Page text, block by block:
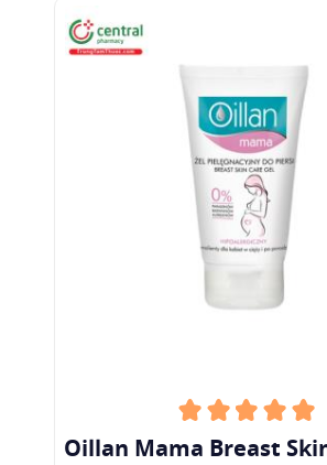
Oillan Mama Breast